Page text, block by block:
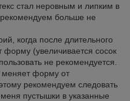
стал неровным и липким в
больше не
когда после длительного
форму (увеличивается сосок
не рекомендуется.
меняет форму от
рекомендуем следовать
пустышки в указанные